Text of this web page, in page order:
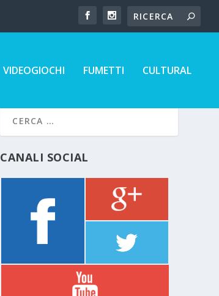
VIDEOGIOCHI FUMETTI CULTURAL
CANALI SOCIAL